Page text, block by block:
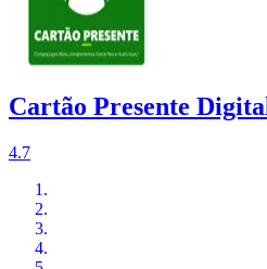
Cartão Presente
4.7